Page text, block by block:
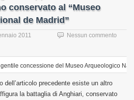
conservato al “Museo
de Madrid”
2011 Nessun commento
concessione del Museo Arqueologico
dell’articolo precedente esiste un altro
la battaglia di Anghiari, conservato